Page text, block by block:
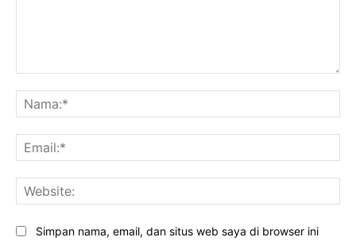
Simpan nama, email, dan situs web saya di browser ini